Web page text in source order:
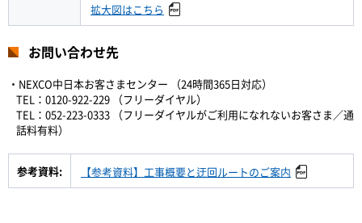
拡大図はこちら
お問い合わせ先
・NEXCO中日本お客さまセンター （24時間365日対応）
TEL：0120-922-229 （フリーダイヤル）
TEL：052-223-0333 （フリーダイヤルがご利用になれないお客さま／通
話料有料）
参考資料: 【参考資料】工事概要と迂回ルートのご案内